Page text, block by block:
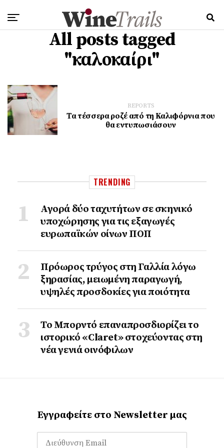
All posts tagged
"καλοκαίρι"
REPORTS
Τα τέσσερα ροζέ από τη Καλιφόρνια που
θα εντυπωσιάσουν
TRENDING
Αγορά δύο ταχυτήτων σε σκηνικό
υποχώρησης για τις εξαγωγές
ευρωπαϊκών οίνων ΠΟΠ
Πρόωρος τρύγος στη Γαλλία λόγω
ξηρασίας, μειωμένη παραγωγή,
υψηλές προσδοκίες για ποιότητα
Το Μπορντό επαναπροσδιορίζει το
ιστορικό «Claret» στοχεύοντας στη
νέα γενιά οινόφιλων
Εγγραφείτε στο Newsletter μας